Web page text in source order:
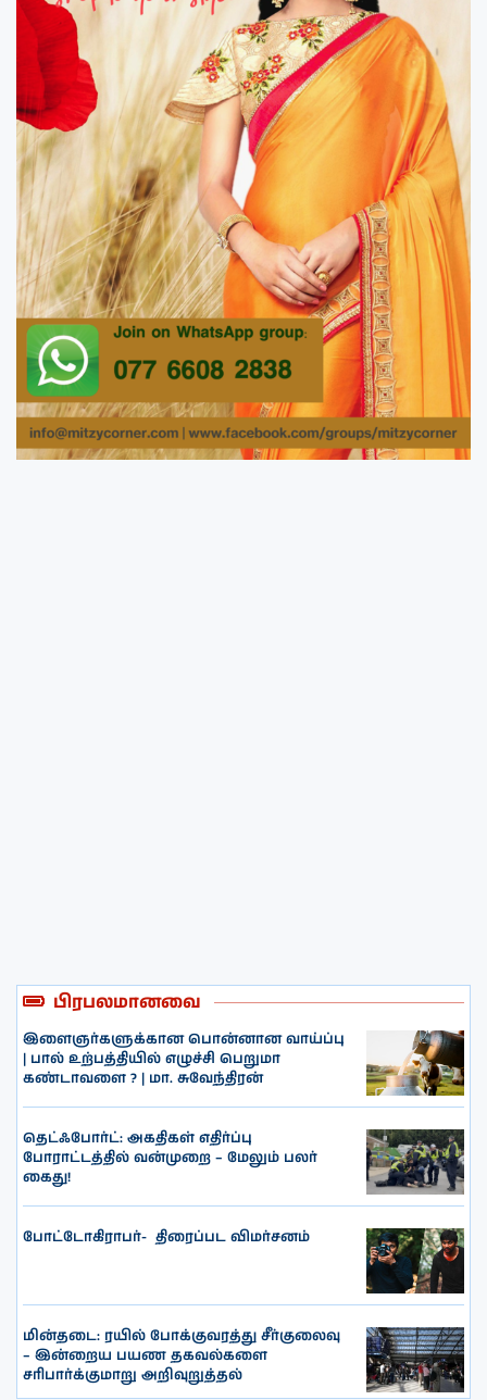
பிரபலமானவை
இளைஞர்களுக்கான பொன்னான வாய்ப்பு
| பால் உற்பத்தியில் எழுச்சி பெறுமா
கண்டாவளை ? | மா. சுவேந்திரன்
தெட்ஃபோர்ட்: அகதிகள் எதிர்ப்பு
போராட்டத்தில் வன்முறை – மேலும் பலர்
கைது!
போட்டோகிராபர்- ‌ திரைப்பட விமர்சனம்
மின்தடை: ரயில் போக்குவரத்து சீர்குலைவு
– இன்றைய பயண தகவல்களை
சரிபார்க்குமாறு அறிவுறுத்தல்